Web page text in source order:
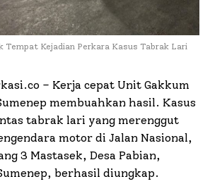
Tempat Kejadian Perkara Kasus Tabrak Lari
– Kerja cepat Unit Gakkum
membuahkan hasil. Kasus
tabrak lari yang merenggut
motor di Jalan Nasional,
3 Mastasek, Desa Pabian,
berhasil diungkap.